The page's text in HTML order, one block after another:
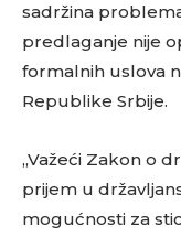
sadržina
predlaganje nije
formalnih uslova
Republike Srbije.
„Važeći Zakon o
prijem u
mogućnosti za